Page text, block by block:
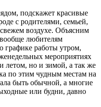
подскажет красивые
с родителями, семьей,
воздухе. Объясним
любителям
графике работы утром,
мероприятиях
летом, но и зимой, а так же
по этим чудным местам на
быть обычной, а многие
или будни, давно